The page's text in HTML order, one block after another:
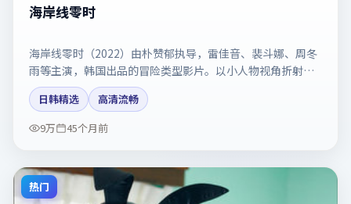
海岸线零时
海岸线零时（2022）由朴赞郁执导，雷佳音、裴斗娜、周冬
雨等主演，韩国出品的冒险类型影片。以小人物视角折射时
代切片。剧情简介与主创信息可供检索参考，上映日期以片
方资料为准。
日韩精选
高清流畅
9万
45个月前
热门